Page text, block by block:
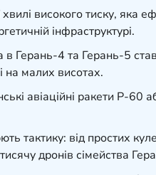
високого тиску, яка
інфраструктурі.
Герань-4 та Герань-5
на малих висотах.
авіаційні ракети Р-60
тактику: від простих
дронів сімейства